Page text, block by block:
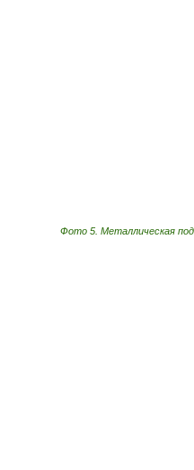
Фото 5. Металлическая